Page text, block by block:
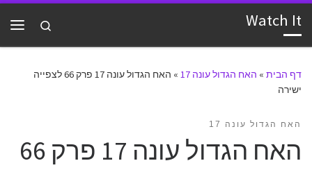
דלג לתוכן Watch It
Search
דף הבית » האח הגדול עונה 17 »
האח הגדול עונה 17 פרק 66 לצפייה
ישירה
האח הגדול עונה 17
האח הגדול עונה 17 פרק 66